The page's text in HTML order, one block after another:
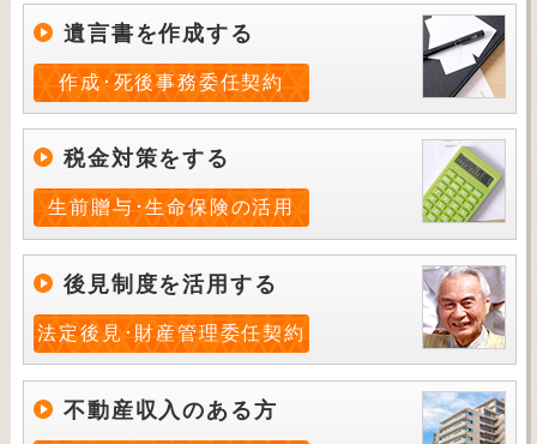
遺言書を作成する
作成･死後事務委任契約
税金対策をする
生前贈与･生命保険の活用
後見制度を活用する
法定後見･財産管理委任契約
不動産収入のある方